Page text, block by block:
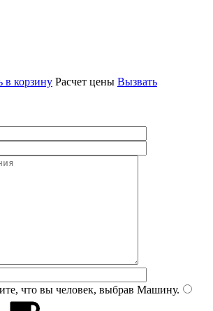
в корзину Расчет цены Вызвать
что вы человек, выбрав Машину.